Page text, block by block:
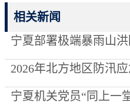
相关新闻
宁夏部署极端暴雨山